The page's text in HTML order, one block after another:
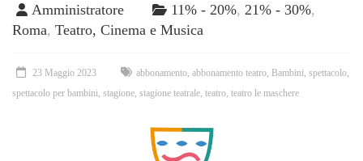
Amministratore 11% - 20%, 21% - 30%,
Roma, Teatro, Cinema e Musica
23 Maggio 2023 abbonamento abbonamento teatro Bambini spettacolo
spettacolo per bambini stagione stagione teatrale teatro teatro le maschere